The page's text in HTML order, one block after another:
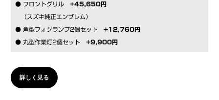
● フロントグリル +45,650円
（スズキ純正エンブレム）
● 角型フォグランプ2個セット +12,760円
● 丸型作業灯2個セット +9,900円
詳しく見る